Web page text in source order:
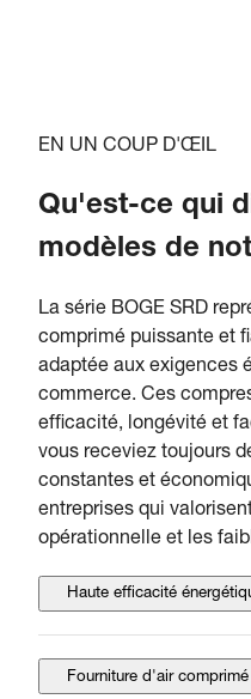
EN UN COUP D'ŒIL
Qu'est-ce qui
modèles de
La série BOGE SRD
comprimé puissante et
adaptée aux exigences
commerce. Ces
efficacité, longévité et
vous receviez toujours
constantes et
entreprises qui
opérationnelle et les
Haute efficacité
Fourniture d'air